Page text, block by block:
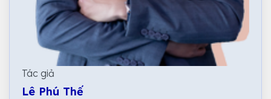
Tác giả
Lê Phú Thế